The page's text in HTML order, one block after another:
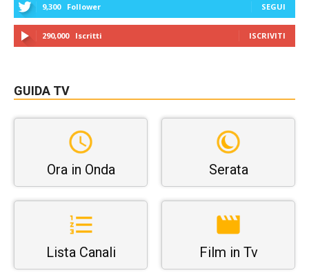
9,300 Follower SEGUI
290,000 Iscritti ISCRIVITI
GUIDA TV
Ora in Onda Serata
Lista Canali Film in Tv